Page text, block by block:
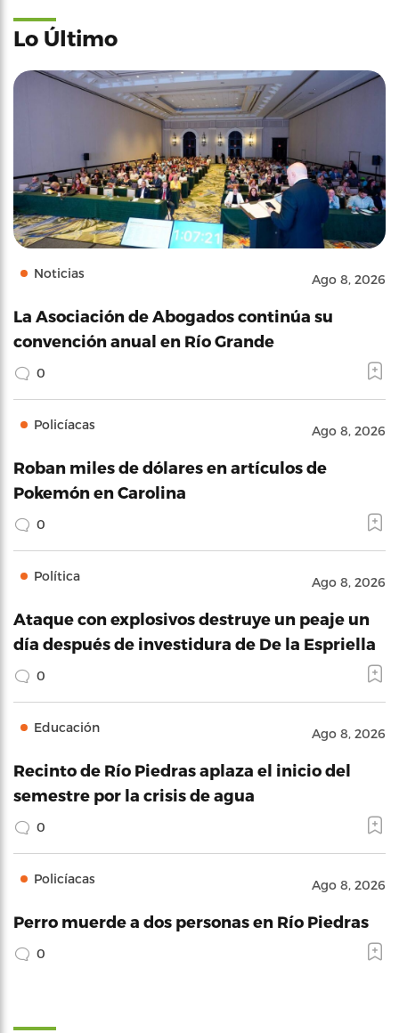
Lo Último
Noticias Ago 8, 2026
La Asociación de Abogados continúa su
convención anual en Río Grande
0
Policíacas Ago 8, 2026
Roban miles de dólares en artículos de
Pokemón en Carolina
0
Política Ago 8, 2026
Ataque con explosivos destruye un peaje un
día después de investidura de De la Espriella
0
Educación Ago 8, 2026
Recinto de Río Piedras aplaza el inicio del
semestre por la crisis de agua
0
Policíacas Ago 8, 2026
Perro muerde a dos personas en Río Piedras
0